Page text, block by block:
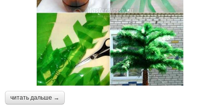
читать дальше →